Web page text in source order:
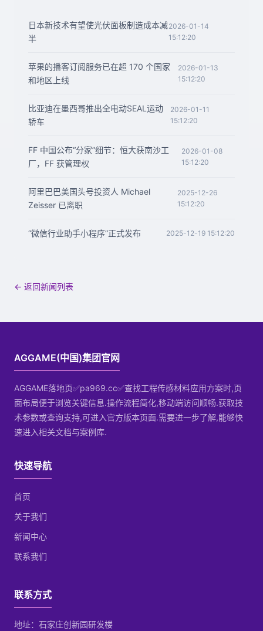
日本新技术有望使光伏面板制造成本减
半
2026-01-14
15:12:20
苹果的播客订阅服务已在超 170 个国家
和地区上线
2026-01-13
15:12:20
比亚迪在墨西哥推出全电动SEAL运动
轿车
2026-01-11
15:12:20
FF 中国公布“分家”细节：恒大获南沙工
厂，FF 获管理权
2026-01-08
15:12:20
阿里巴巴美国头号投资人 Michael
Zeisser 已离职
2025-12-26
15:12:20
“微信行业助手小程序”正式发布 2025-12-19 15:12:20
← 返回新闻列表
AGGAME(中国)集团官网
AGGAME落地页✅pa969.cc✅查找工程传感材料应用方案时,页
面布局便于浏览关键信息.操作流程简化,移动端访问顺畅.获取技
术参数或查询支持,可进入官方版本页面.需要进一步了解,能够快
速进入相关文档与案例库.
快速导航
首页
关于我们
新闻中心
联系我们
联系方式
地址：石家庄创新园研发楼